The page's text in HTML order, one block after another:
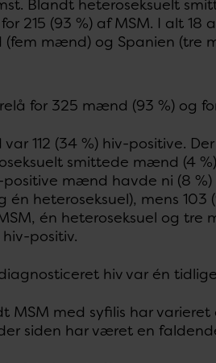
Blandt heteroseksuelt
215 (93 %) af MSM. I alt
(fem mænd) og Spanien (tre
for 325 mænd (93 %) og
112 (34 %) hiv-positive.
smittede mænd (4
positive mænd havde ni (8
én heteroseksuel), mens
én heteroseksuel og tre
positiv.
hiv var én
MSM med syfilis har
siden har været en